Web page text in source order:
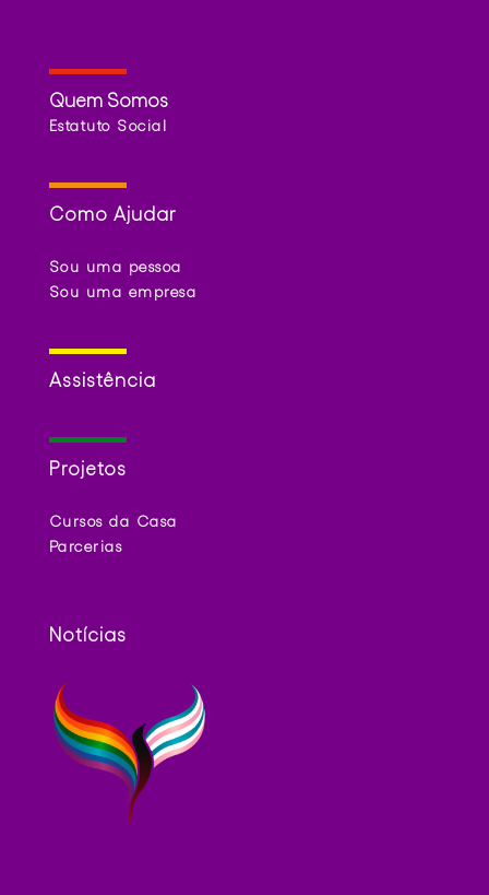
Quem Somos
Estatuto Social
Como Ajudar
Sou uma pessoa
Sou uma empresa
Assistência
Projetos
Cursos da Casa
Parcerias
Notícias